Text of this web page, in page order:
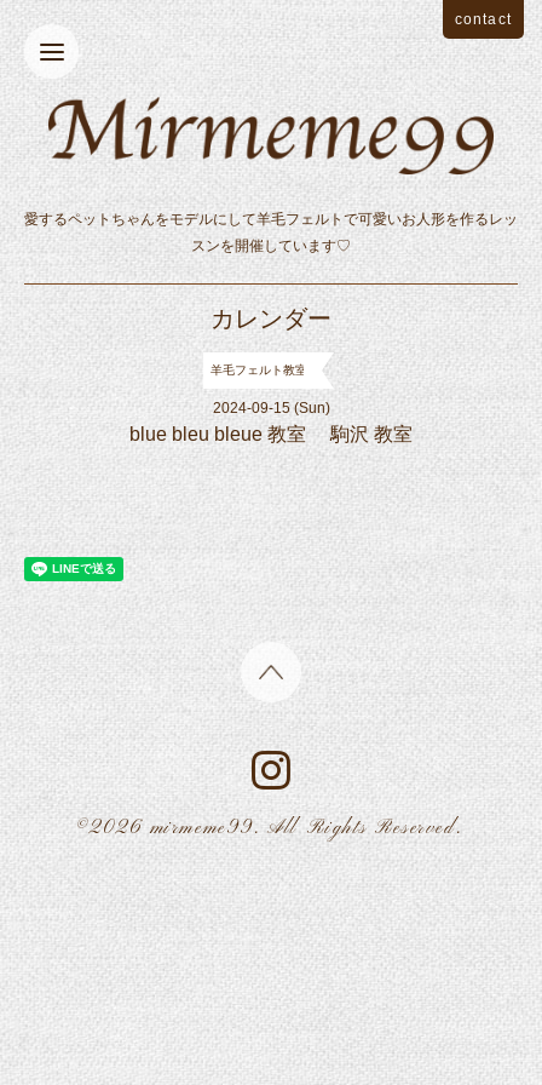
愛するペットちゃんをモデルにして羊毛フェルトで可愛いお人形を作るレッ
スンを開催しています♡
contact
カレンダー
羊毛フェルト教室
2024-09-15 (Sun)
blue bleu bleue 教室 駒沢 教室
©2026mirmeme99. All Rights Reserved.